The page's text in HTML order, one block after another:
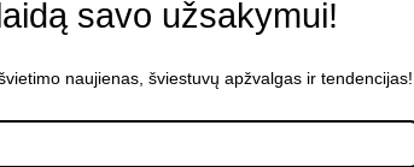
Diodo
savo užsakymui!
naujienas, šviestuvų apžvalgas ir tendencijas!